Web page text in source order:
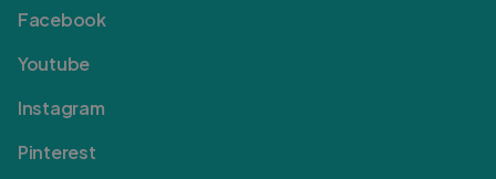
Facebook
Youtube
Instagram
Pinterest